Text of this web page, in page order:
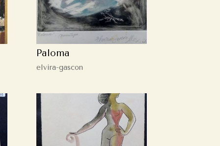
Paloma
elvira-gascon